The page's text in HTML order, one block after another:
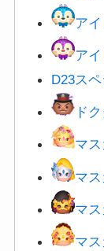
ア
ア
D23ス
ド
マ
マ
マ
マ